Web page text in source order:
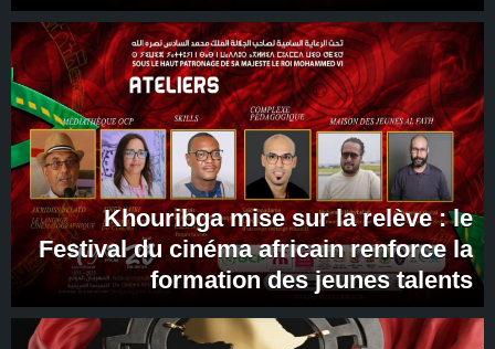
Khouribga mise sur la relève : le
Festival du cinéma africain renforce la
formation des jeunes talents